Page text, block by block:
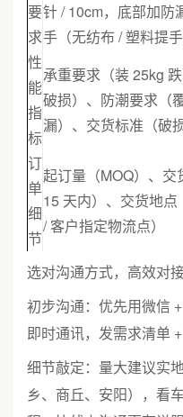
要
求
针 / 10cm，底部加防
手（无纺布 / 塑料提手
性
能
指
标
承重要求（装 25kg
破损）、防潮要求（
漏）、交货标准（破
订
单
细
节
起订量（MOQ）、交
15 天内）、交货地
/ 客户指定物流点）
选对沟通方式，高效对
初步沟通：优先用微信
即时通讯，发需求清单
细节敲定：量大建议实
乡、商丘、安阳），看